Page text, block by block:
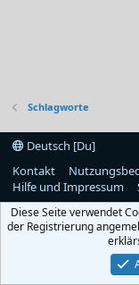
Schlagworte
Deutsch [Du]
Kontakt
Hilfe und Impressum
Diese Seite verwendet
der Registrierung